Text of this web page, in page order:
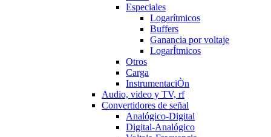
Especiales
Logarítmicos
Buffers
Ganancia por voltaje
LogarÍtmicos
Otros
Carga
InstrumentaciÒn
Audio, video y TV, rf
Convertidores de señal
Analógico-Digital
Digital-Analógico